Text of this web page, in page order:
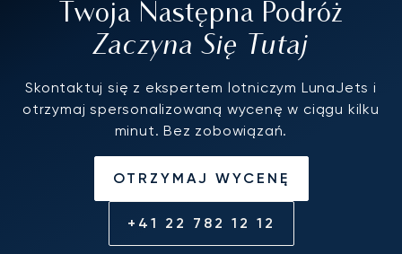
Twoja Następna Podróż
Zaczyna Się Tutaj
Skontaktuj się z ekspertem lotniczym LunaJets i
otrzymaj spersonalizowaną wycenę w ciągu kilku
minut. Bez zobowiązań.
OTRZYMAJ WYCENĘ
+41 22 782 12 12